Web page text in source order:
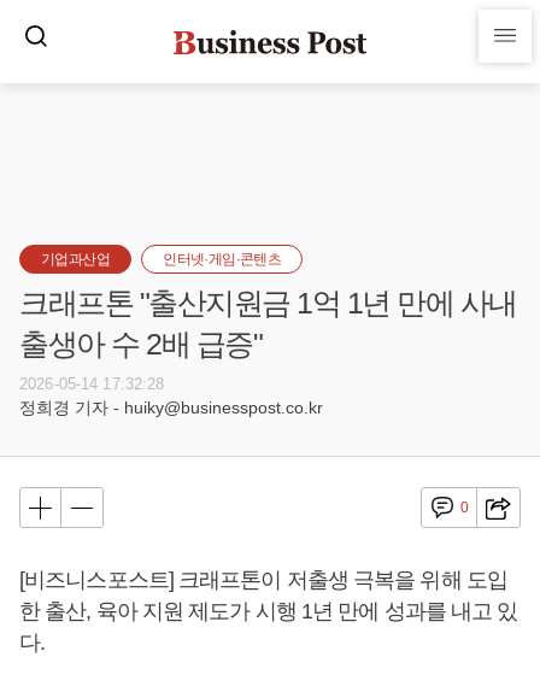
기업과산업 인터넷·게임·콘텐츠
크래프톤 "출산지원금 1억 1년 만에 사내
출생아 수 2배 급증"
2026-05-14 17:32:28
정희경 기자 - huiky@businesspost.co.kr
0
[비즈니스포스트] 크래프톤이 저출생 극복을 위해 도입
한 출산, 육아 지원 제도가 시행 1년 만에 성과를 내고 있
다.